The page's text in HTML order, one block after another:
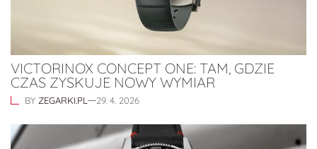
VICTORINOX CONCEPT ONE: TAM, GDZIE
CZAS ZYSKUJE NOWY WYMIAR
BY ZEGARKI.PL 29. 4. 2026